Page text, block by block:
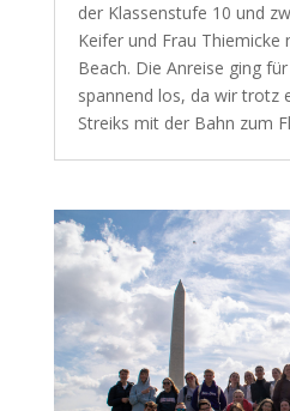
der Klassenstufe 10 und
Keifer und Frau Thiemicke
Beach. Die Anreise ging
spannend los, da wir trotz
Streiks mit der Bahn zum